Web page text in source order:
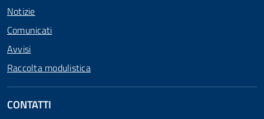
Notizie
Comunicati
Avvisi
Raccolta modulistica
CONTATTI